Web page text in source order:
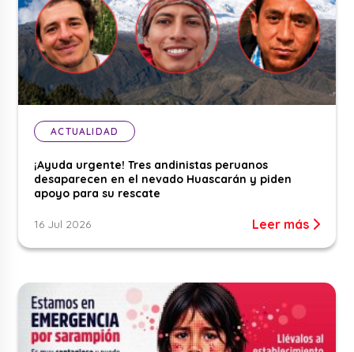
ACTUALIDAD
¡Ayuda urgente! Tres andinistas peruanos
desaparecen en el nevado Huascarán y piden
apoyo para su rescate
16 Jul 2026 Leer más